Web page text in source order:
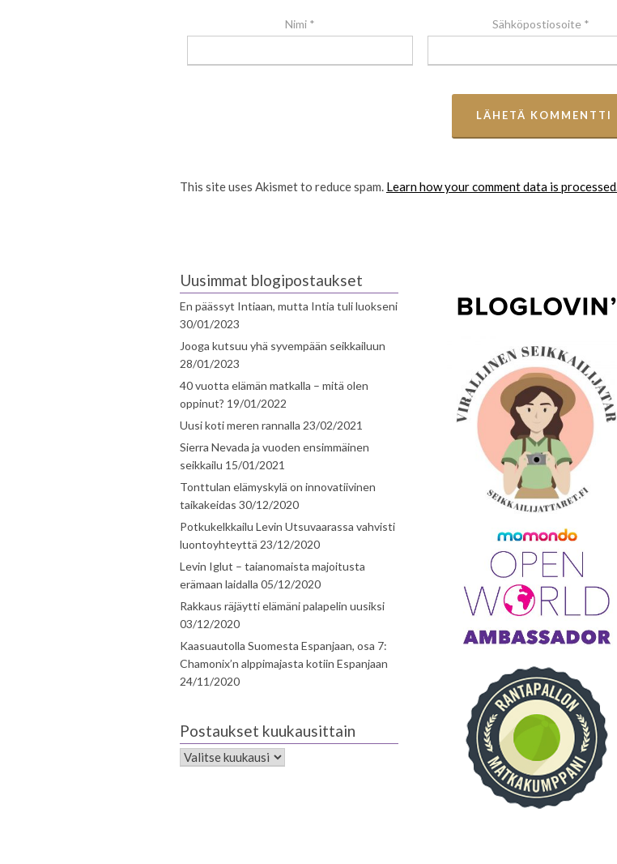
Nimi * Sähköpostiosoite *
This site uses Akismet to reduce spam. Learn how your comment data is processed.
Uusimmat blogipostaukset
En päässyt Intiaan, mutta Intia tuli luokseni
30/01/2023
Jooga kutsuu yhä syvempään seikkailuun
28/01/2023
40 vuotta elämän matkalla – mitä olen
oppinut? 19/01/2022
Uusi koti meren rannalla 23/02/2021
Sierra Nevada ja vuoden ensimmäinen
seikkailu 15/01/2021
Tonttulan elämyskylä on innovatiivinen
taikakeidas 30/12/2020
Potkukelkkailu Levin Utsuvaarassa vahvisti
luontoyhteyttä 23/12/2020
Levin Iglut – taianomaista majoitusta
erämaan laidalla 05/12/2020
Rakkaus räjäytti elämäni palapelin uusiksi
03/12/2020
Kaasuautolla Suomesta Espanjaan, osa 7:
Chamonix’n alppimajasta kotiin Espanjaan
24/11/2020
Postaukset kuukausittain